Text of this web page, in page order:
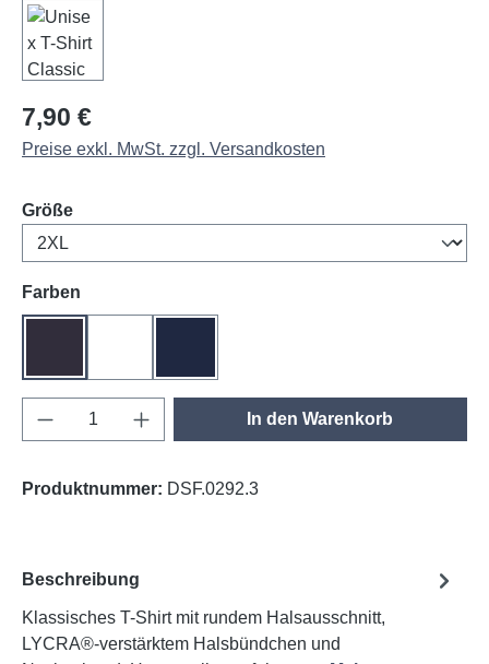
Regulärer Preis:
7,90 €
Preise exkl. MwSt. zzgl. Versandkosten
Größeauswählen
Farben
Produkt Anzahl: Gib den gewünschten
In den Warenkorb
Produktnummer: DSF.0292.3
Beschreibung
Klassisches T-Shirt mit rundem Halsausschnitt,
LYCRA®-verstärktem Halsbündchen und